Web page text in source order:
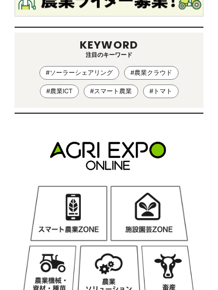
KEYWORD
注目のキーワード
#ソーラーシェアリング #農業クラウド
#農業ICT #スマート農業 #トマト